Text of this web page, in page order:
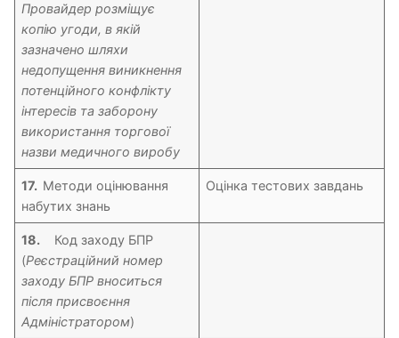
Провайдер розміщує
копію угоди, в якій
зазначено шляхи
недопущення виникнення
потенційного конфлікту
інтересів та заборону
використання торгової
назви медичного виробу
17. Методи оцінювання
набутих знань
Оцінка тестових завдань
18. Код заходу БПР
(Реєстраційний номер
заходу БПР вноситься
після присвоєння
Адміністратором)